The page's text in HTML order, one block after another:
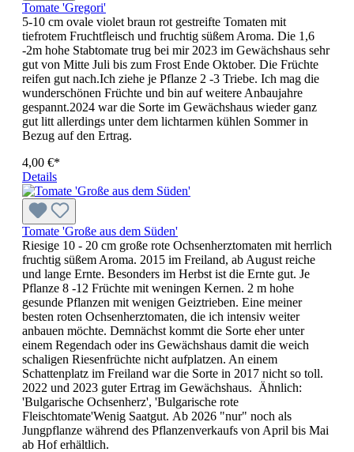
Tomate 'Gregori'
5-10 cm ovale violet braun rot gestreifte Tomaten mit
tiefrotem Fruchtfleisch und fruchtig süßem Aroma. Die 1,6
-2m hohe Stabtomate trug bei mir 2023 im Gewächshaus sehr
gut von Mitte Juli bis zum Frost Ende Oktober. Die Früchte
reifen gut nach.Ich ziehe je Pflanze 2 -3 Triebe. Ich mag die
wunderschönen Früchte und bin auf weitere Anbaujahre
gespannt.2024 war die Sorte im Gewächshaus wieder ganz
gut litt allerdings unter dem lichtarmen kühlen Sommer in
Bezug auf den Ertrag.
4,00 €*
Details
Tomate 'Große aus dem Süden'
Riesige 10 - 20 cm große rote Ochsenherztomaten mit herrlich
fruchtig süßem Aroma. 2015 im Freiland, ab August reiche
und lange Ernte. Besonders im Herbst ist die Ernte gut. Je
Pflanze 8 -12 Früchte mit weningen Kernen. 2 m hohe
gesunde Pflanzen mit wenigen Geiztrieben. Eine meiner
besten roten Ochsenherztomaten, die ich intensiv weiter
anbauen möchte. Demnächst kommt die Sorte eher unter
einem Regendach oder ins Gewächshaus damit die weich
schaligen Riesenfrüchte nicht aufplatzen. An einem
Schattenplatz im Freiland war die Sorte in 2017 nicht so toll.
2022 und 2023 guter Ertrag im Gewächshaus. Ähnlich:
'Bulgarische Ochsenherz', 'Bulgarische rote
Fleischtomate'Wenig Saatgut. Ab 2026 "nur" noch als
Jungpflanze während des Pflanzenverkaufs von April bis Mai
ab Hof erhältlich.